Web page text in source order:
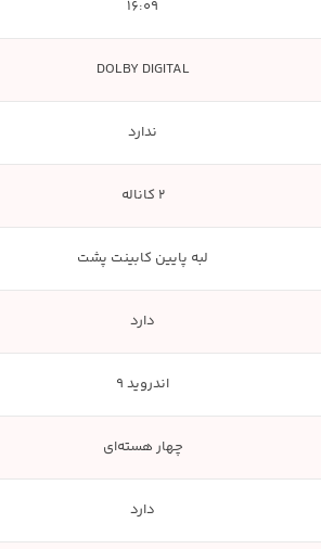
16:09
DOLBY DIGITAL
ندارد
2 کاناله
لبه پایین کابینت پشت
دارد
اندروید 9
چهار هسته‌ای
دارد